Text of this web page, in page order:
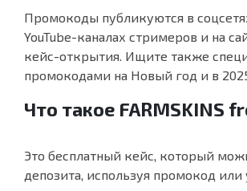
Промокоды публикуются в
YouTube-каналах стримеров и на
кейс-открытия. Ищите также
промокодами на Новый год и в
Что такое FARMSKINS
Это бесплатный кейс, который
депозита, используя промокод или